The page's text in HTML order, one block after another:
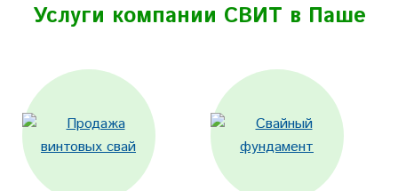
Услуги компании СВИТ в Паше